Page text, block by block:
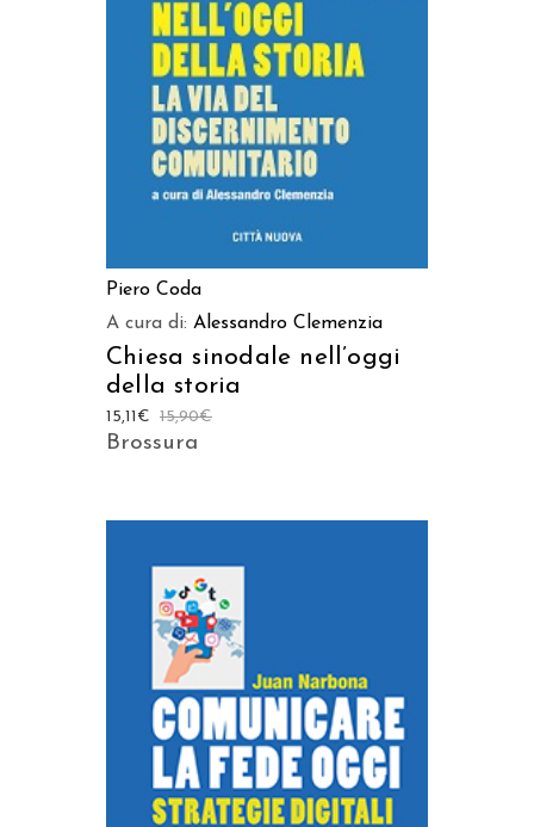
AGGIUNGI AL CARRELLO
Piero Coda
A cura di: Alessandro Clemenzia
Chiesa sinodale nell’oggi
della storia
15,90€
15,11 €
Brossura
AGGIUNGI AL CARRELLO